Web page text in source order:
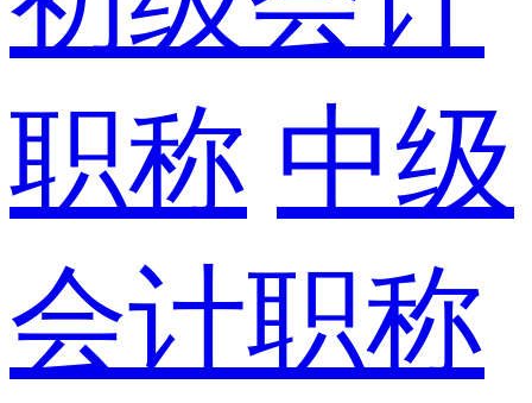
职称 中级
会计职称